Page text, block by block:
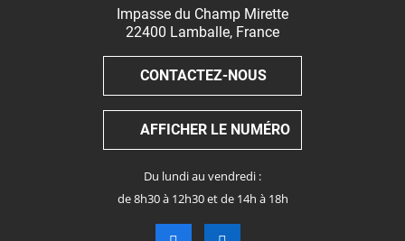
Impasse du Champ Mirette
22400 Lamballe, France
CONTACTEZ-NOUS
AFFICHER LE NUMÉRO
Du lundi au vendredi :
de 8h30 à 12h30 et de 14h à 18h